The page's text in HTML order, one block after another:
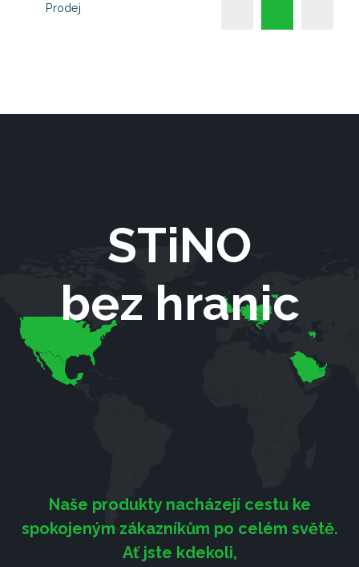
Prodej
STiNO
bez hranic
Naše produkty nacházejí cestu ke
spokojeným zákazníkům po celém světě.
Ať jste kdekoli,